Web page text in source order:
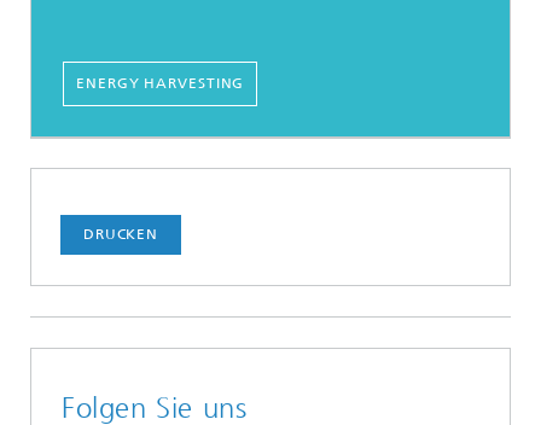
ENERGY HARVESTING
DRUCKEN
Folgen Sie uns